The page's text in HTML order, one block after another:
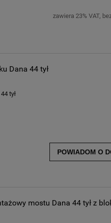
zawiera 23% VAT,
Dana 44 tył
tył
POWIADOM O
mostu Dana 44 tył z